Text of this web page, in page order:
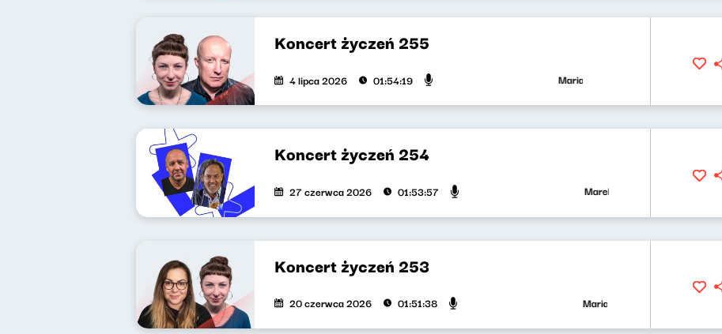
Koncert życzeń 255
4 lipca 2026 01:54:19 Maria Zamachowska, Piotr Bukartyk
Koncert życzeń 254
27 czerwca 2026 01:53:57 Marek Napiórkowski, Jose Torres
Koncert życzeń 253
20 czerwca 2026 01:51:38 Maria Zamachowska, Olga Bobienko